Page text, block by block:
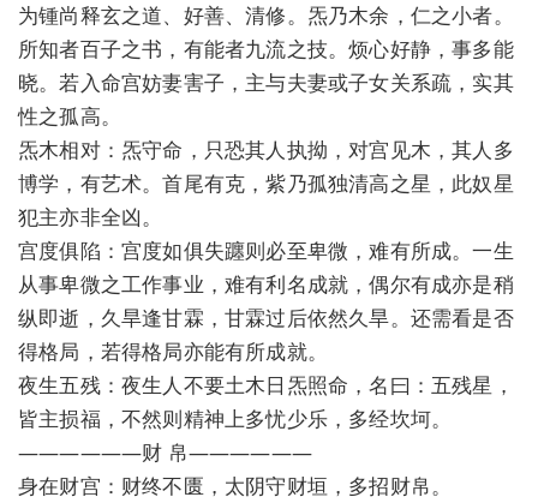
为锺尚释玄之道、好善、清修。炁乃木余，仁之小者。
所知者百子之书，有能者九流之技。烦心好静，事多能
晓。若入命宫妨妻害子，主与夫妻或子女关系疏，实其
性之孤高。
炁木相对：炁守命，只恐其人执拗，对宫见木，其人多
博学，有艺术。首尾有克，紫乃孤独清高之星，此奴星
犯主亦非全凶。
宫度俱陷：宫度如俱失躔则必至卑微，难有所成。一生
从事卑微之工作事业，难有利名成就，偶尔有成亦是稍
纵即逝，久旱逢甘霖，甘霖过后依然久旱。还需看是否
得格局，若得格局亦能有所成就。
夜生五残：夜生人不要土木日炁照命，名曰：五残星，
皆主损福，不然则精神上多忧少乐，多经坎坷。
——————财 帛——————
身在财宫：财终不匮，太阴守财垣，多招财帛。